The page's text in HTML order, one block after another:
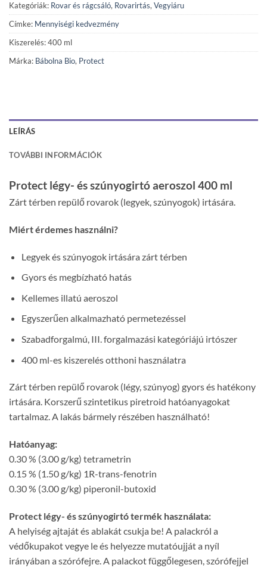
Kategóriák: Rovar és rágcsáló, Rovarirtás, Vegyiáru
Címke: Mennyiségi kedvezmény
Kiszerelés: 400 ml
Márka: Bábolna Bio, Protect
LEÍRÁS
TOVÁBBI INFORMÁCIÓK
Protect légy- és szúnyogirtó aeroszol 400 ml
Zárt térben repülő rovarok (legyek, szúnyogok) irtására.
Miért érdemes használni?
Legyek és szúnyogok irtására zárt térben
Gyors és megbízható hatás
Kellemes illatú aeroszol
Egyszerűen alkalmazható permetezéssel
Szabadforgalmú, III. forgalmazási kategóriájú irtószer
400 ml-es kiszerelés otthoni használatra
Zárt térben repülő rovarok (légy, szúnyog) gyors és hatékony
irtására. Korszerű szintetikus piretroid hatóanyagokat
tartalmaz. A lakás bármely részében használható!
Hatóanyag:
0.30 % (3.00 g/kg) tetrametrin
0.15 % (1.50 g/kg) 1R-trans-fenotrin
0.30 % (3.00 g/kg) piperonil-butoxid
Protect légy- és szúnyogirtó termék használata:
A helyiség ajtaját és ablakát csukja be! A palackról a
védőkupakot vegye le és helyezze mutatóujját a nyíl
irányában a szórófejre. A palackot függőlegesen, szórófejjel